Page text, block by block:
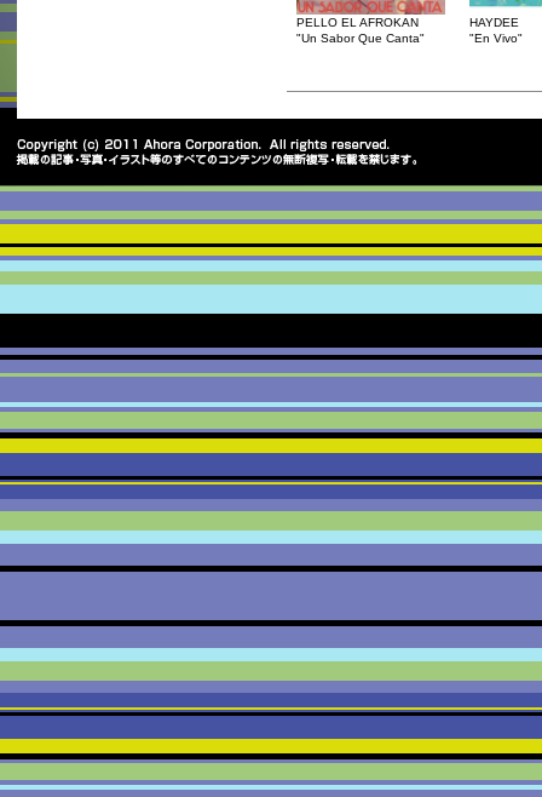
PELLO EL AFROKAN
"Un Sabor Que Canta"
HAYDEE
"En Vivo"